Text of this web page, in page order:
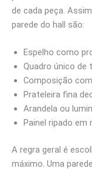
de cada peça.
parede do hall são:
Espelho como
Quadro único de
Composição
Prateleira fina
Arandela ou
Painel ripado em
A regra geral é
máximo. Uma